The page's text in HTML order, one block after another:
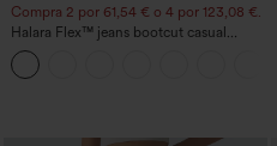
Compra 2 por 61,54 € o 4 por 123,08 €.
Halara Flex™ jeans bootcut casual
lavados, de talle alto y con bolsillos